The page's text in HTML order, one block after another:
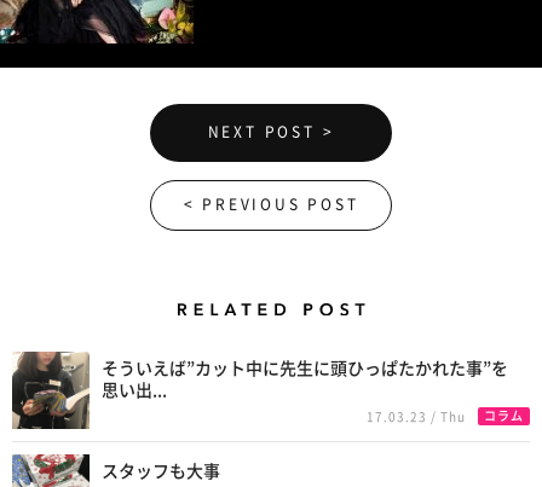
NEXT POST >
< PREVIOUS POST
そういえば”カット中に先生に頭ひっぱたかれた事”を
思い出...
17.03.23 / Thu コラム
スタッフも大事